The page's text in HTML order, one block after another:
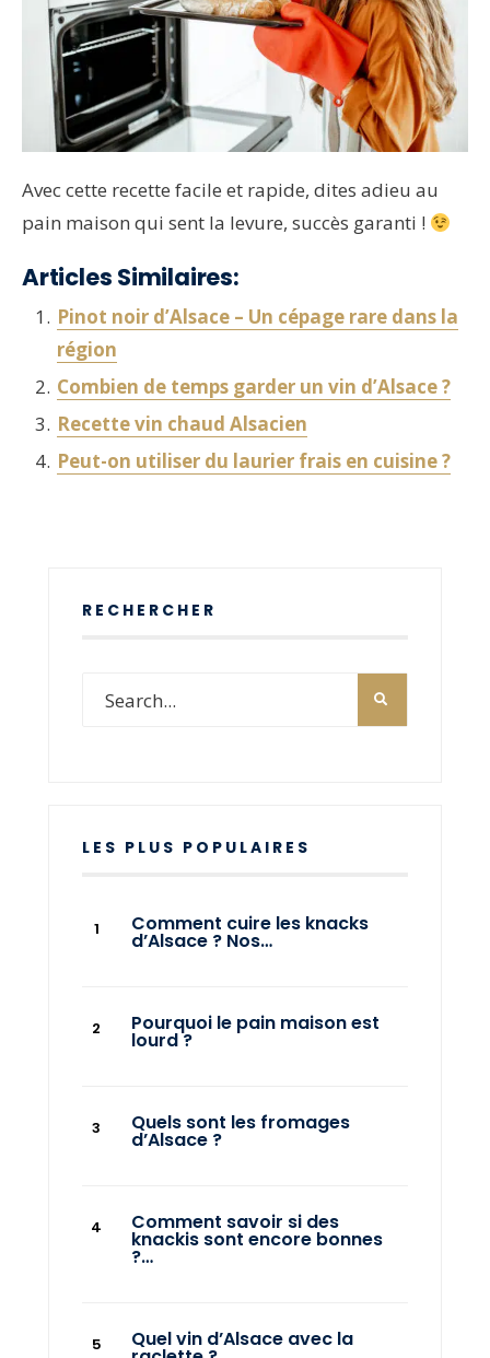
Avec cette recette facile et rapide, dites adieu au
pain maison qui sent la levure, succès garanti !
Articles Similaires:
Pinot noir d’Alsace – Un cépage rare dans la
région
Combien de temps garder un vin d’Alsace ?
Recette vin chaud Alsacien
Peut-on utiliser du laurier frais en cuisine ?
RECHERCHER
LES PLUS POPULAIRES
Comment cuire les knacks
d’Alsace ? Nos…
Pourquoi le pain maison est
lourd ?
Quels sont les fromages
d’Alsace ?
Comment savoir si des
knackis sont encore bonnes
?…
Quel vin d’Alsace avec la